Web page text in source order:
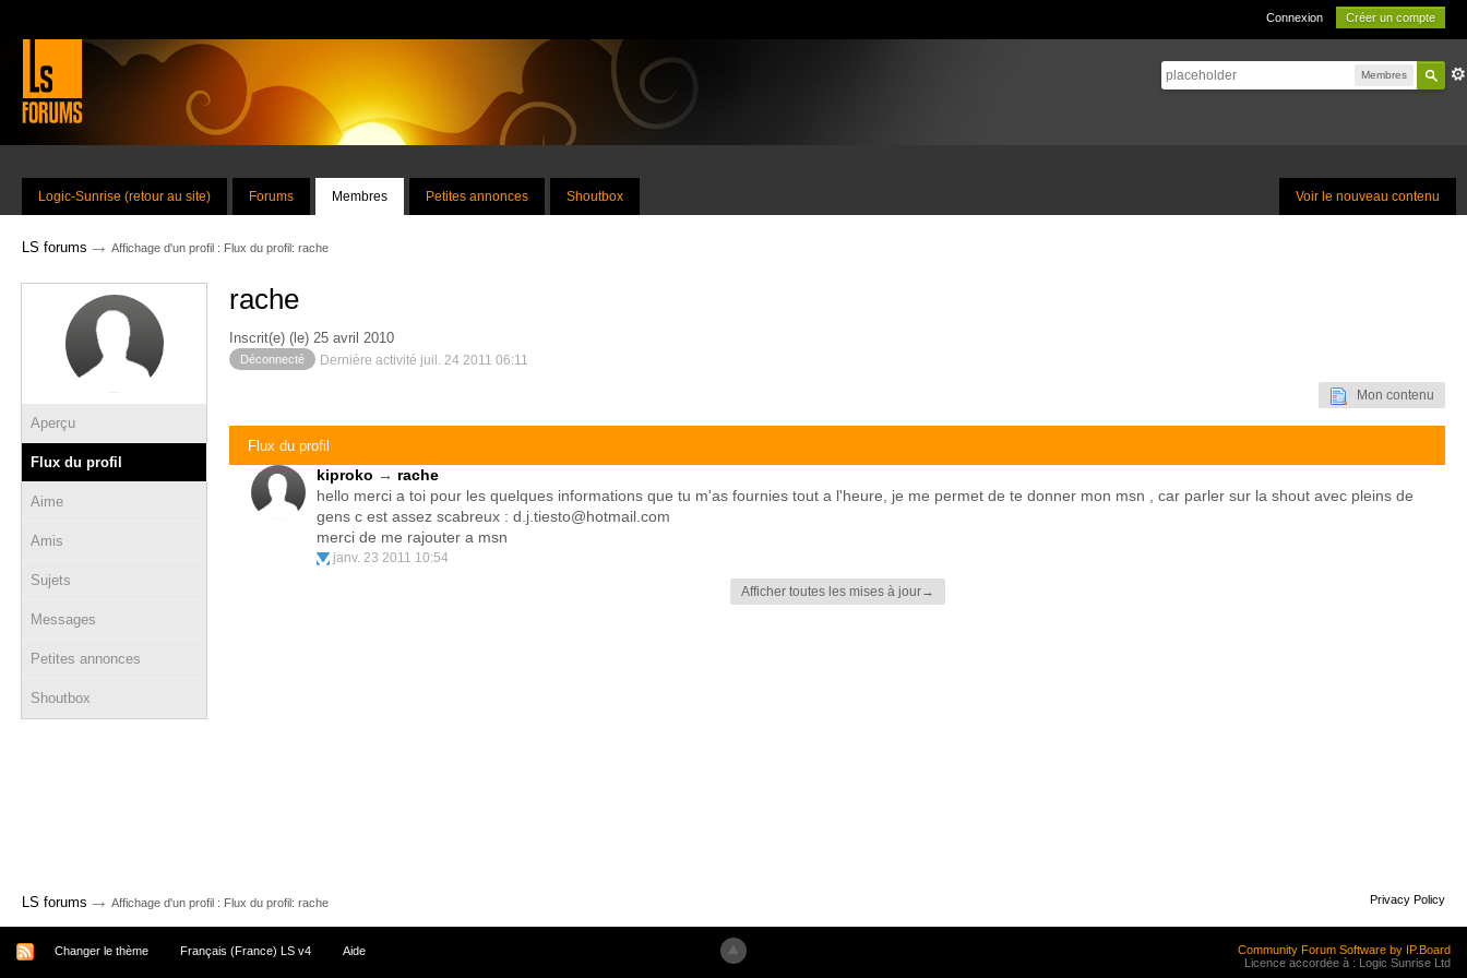
Connexion Créer un compte
Membres
Voir le nouveau contenu
Logic-Sunrise (retour au site) Forums Membres Petites annonces Shoutbox
LS forums → Affichage d'un profil : Flux du profil: rache
Aperçu
Flux du profil
Aime
Amis
Sujets
Messages
Petites annonces
Shoutbox
rache
Inscrit(e) (le) 25 avril 2010
Déconnecté Dernière activité juil. 24 2011 06:11
Mon contenu
Flux du profil
kiproko → rache
hello merci a toi pour les quelques informations que tu m'as fournies tout a l'heure, je me permet de te donner mon msn , car parler sur la shout avec pleins de
gens c est assez scabreux : d.j.tiesto@hotmail.com
merci de me rajouter a msn
janv. 23 2011 10:54
Afficher toutes les mises à jour→
LS forums → Affichage d'un profil : Flux du profil: rache Privacy Policy
Changer le thème Français (France) LS v4 Aide
Community Forum Software by IP.Board
Licence accordée à : Logic Sunrise Ltd